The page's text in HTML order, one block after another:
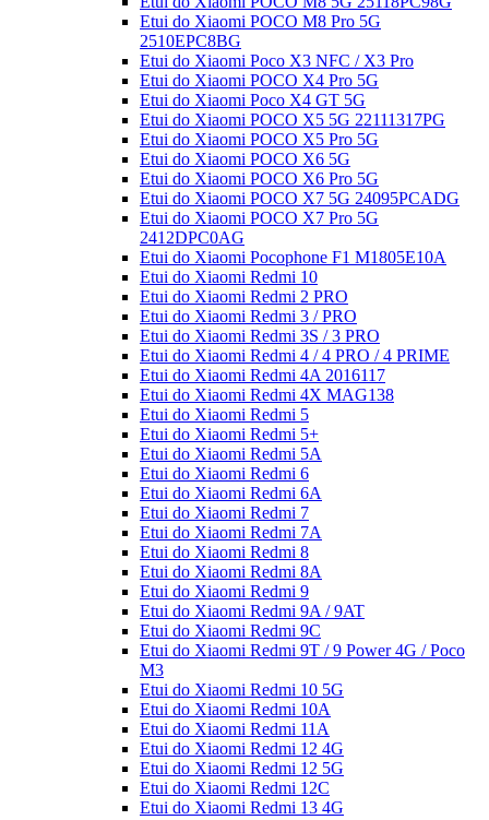
Etui do Xiaomi POCO M8 Pro 5G
2510EPC8BG
Etui do Xiaomi Poco X3 NFC / X3 Pro
Etui do Xiaomi POCO X4 Pro 5G
Etui do Xiaomi Poco X4 GT 5G
Etui do Xiaomi POCO X5 5G 22111317PG
Etui do Xiaomi POCO X5 Pro 5G
Etui do Xiaomi POCO X6 5G
Etui do Xiaomi POCO X6 Pro 5G
Etui do Xiaomi POCO X7 5G 24095PCADG
Etui do Xiaomi POCO X7 Pro 5G
2412DPC0AG
Etui do Xiaomi Pocophone F1 M1805E10A
Etui do Xiaomi Redmi 10
Etui do Xiaomi Redmi 2 PRO
Etui do Xiaomi Redmi 3 / PRO
Etui do Xiaomi Redmi 3S / 3 PRO
Etui do Xiaomi Redmi 4 / 4 PRO / 4 PRIME
Etui do Xiaomi Redmi 4A 2016117
Etui do Xiaomi Redmi 4X MAG138
Etui do Xiaomi Redmi 5
Etui do Xiaomi Redmi 5+
Etui do Xiaomi Redmi 5A
Etui do Xiaomi Redmi 6
Etui do Xiaomi Redmi 6A
Etui do Xiaomi Redmi 7
Etui do Xiaomi Redmi 7A
Etui do Xiaomi Redmi 8
Etui do Xiaomi Redmi 8A
Etui do Xiaomi Redmi 9
Etui do Xiaomi Redmi 9A / 9AT
Etui do Xiaomi Redmi 9C
Etui do Xiaomi Redmi 9T / 9 Power 4G / Poco
M3
Etui do Xiaomi Redmi 10 5G
Etui do Xiaomi Redmi 10A
Etui do Xiaomi Redmi 11A
Etui do Xiaomi Redmi 12 4G
Etui do Xiaomi Redmi 12 5G
Etui do Xiaomi Redmi 12C
Etui do Xiaomi Redmi 13 4G